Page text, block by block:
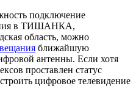
подключение
в ТИШАНКА,
область, можно
ближайшую
антенны. Если хотя
проставлен статус
цифровое телевидение